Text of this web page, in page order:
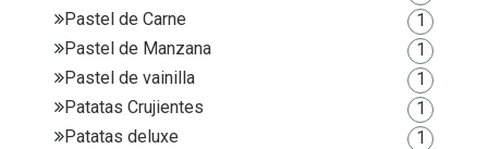
Pastel de Carne
1
Pastel de Manzana
1
Pastel de vainilla
1
Patatas Crujientes
1
Patatas deluxe
1